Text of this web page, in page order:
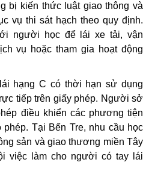
bị kiến thức luật giao thông và
vụ thi sát hạch theo quy định.
người học để lái xe tải, vận
vụ hoặc tham gia hoạt động
hạng C có thời hạn sử dụng
tiếp trên giấy phép. Người sở
điều khiển các phương tiện
Tại Bến Tre, nhu cầu học
sản và giao thương miền Tây
việc làm cho người có tay lái